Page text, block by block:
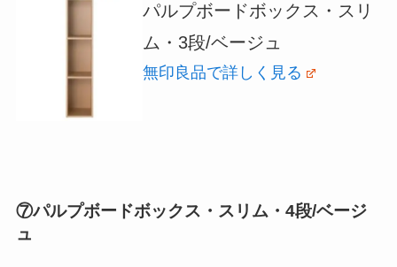
パルプボードボックス・スリ
ム・3段/ベージュ
無印良品で詳しく見る
⑦パルプボードボックス・スリム・4段/ベージ
ュ